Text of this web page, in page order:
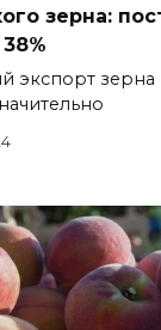
зерна:
экспорт